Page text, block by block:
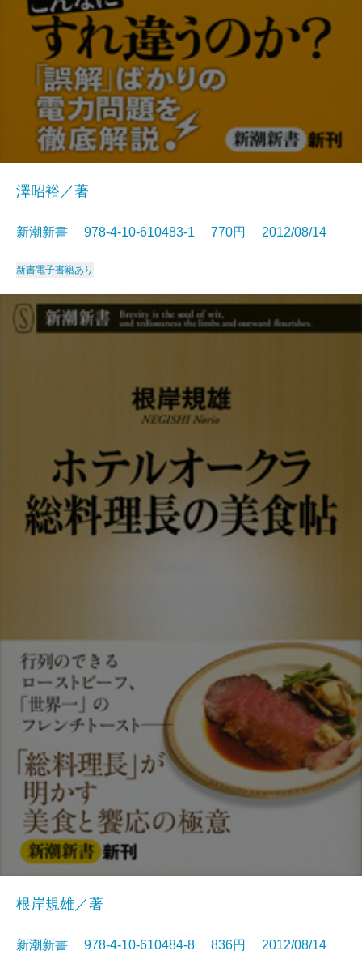
澤昭裕／著
新潮新書 978-4-10-610483-1 770円 2012/08/14
新書電子書籍あり
根岸規雄／著
新潮新書 978-4-10-610484-8 836円 2012/08/14